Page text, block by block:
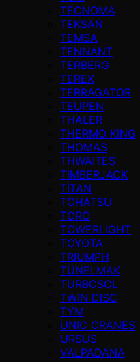
TECNOMA
TEKSAN
TEMSA
TENNANT
TERBERG
TEREX
TERRAGATOR
TEUPEN
THALER
THERMO KING
THOMAS
THWAITES
TIMBERJACK
TİTAN
TOHATSU
TORO
TOWERLIGHT
TOYOTA
TRIUMPH
TÜNELMAK
TURBOSOL
TWIN DISC
TYM
UNIC CRANES
URSUS
VALPADANA